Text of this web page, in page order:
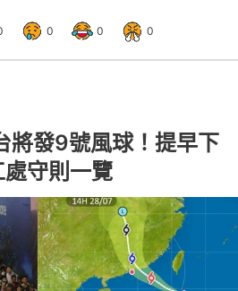
0 0 0
將發9號風球！提早下
守則一覽